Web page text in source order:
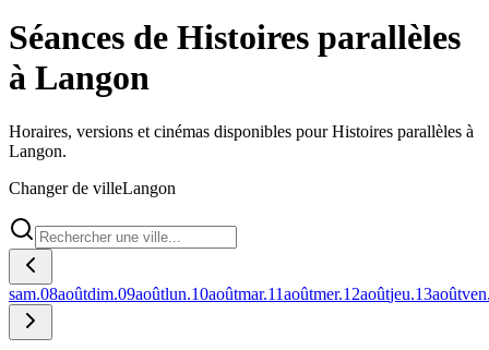
Séances de Histoires parallèles
à Langon
Horaires, versions et cinémas disponibles pour Histoires parallèles à
Langon.
Changer de villeLangon
sam.08aoûtdim.09aoûtlun.10aoûtmar.11aoûtmer.12aoûtjeu.13août